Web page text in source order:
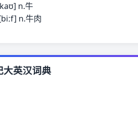
n.牛
n.牛肉
大英汉词典